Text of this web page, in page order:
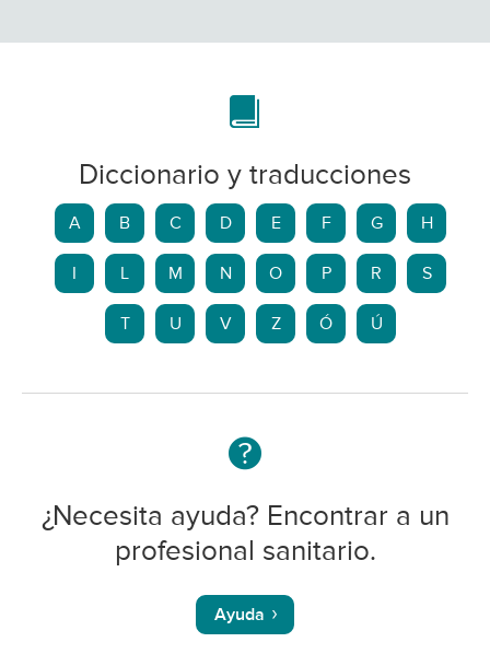
Diccionario y traducciones
A B C D E F G H
L M N O P R S
T U V Z Ó Ú
¿Necesita ayuda? Encontrar a un
profesional sanitario.
Ayuda